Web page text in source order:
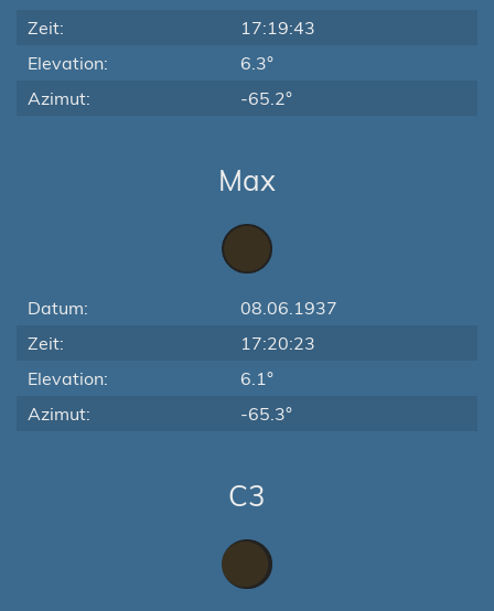
Zeit:
17:19:43
Elevation:
6.3°
Azimut:
-65.2°
Max
Datum:
08.06.1937
Zeit:
17:20:23
Elevation:
6.1°
Azimut:
-65.3°
C3